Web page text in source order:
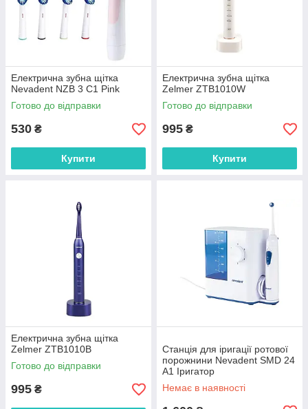
Електрична зубна щітка
Nevadent NZB 3 C1 Pink
Готово до відправки
530 ₴
Купити
Електрична зубна щітка
Zelmer ZTB1010W
Готово до відправки
995 ₴
Купити
Електрична зубна щітка
Zelmer ZTB1010B
Готово до відправки
995 ₴
Станція для іригації ротової
порожнини Nevadent SMD 24
A1 Іригатор
Немає в наявності